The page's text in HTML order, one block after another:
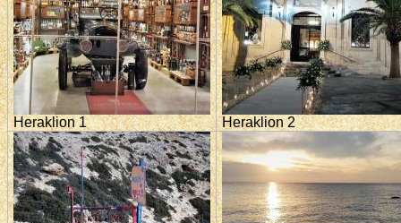
Heraklion 1 Heraklion 2